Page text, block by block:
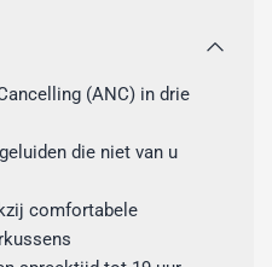
(ANC) in drie
die niet van u
comfortabele